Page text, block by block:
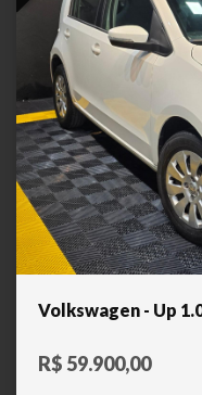
Volkswagen - Up
R$ 59.900,00